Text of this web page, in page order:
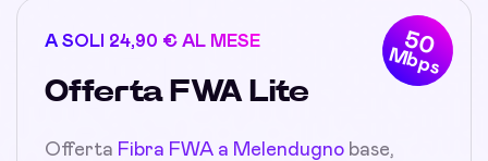
50
Mbps
A SOLI 24,90 € AL MESE
Offerta FWA Lite
Offerta Fibra FWA a Melendugno base,